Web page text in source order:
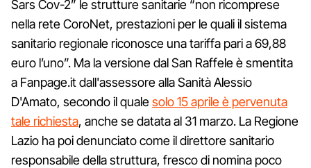
Sars Cov-2” le strutture sanitarie “non ricomprese
nella rete CoroNet, prestazioni per le quali il sistema
sanitario regionale riconosce una tariffa pari a 69,88
euro l’uno”. Ma la versione dal San Raffele è smentita
a Fanpage.it dall'assessore alla Sanità Alessio
D'Amato, secondo il qualesolo 15 aprile è pervenuta
tale richiesta, anche se datata al 31 marzo. La Regione
Lazio ha poi denunciato come il direttore sanitario
responsabile della struttura, fresco di nomina poco